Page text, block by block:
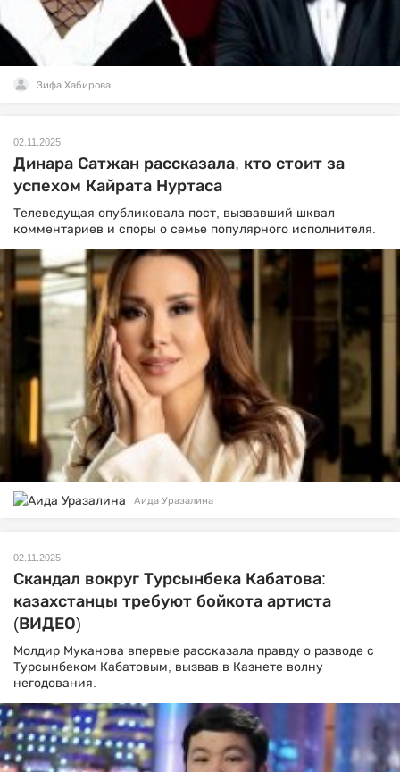
Зифа Хабирова
02.11.2025
Динара Сатжан рассказала, кто стоит за
успехом Кайрата Нуртаса
Телеведущая опубликовала пост, вызвавший шквал
комментариев и споры о семье популярного исполнителя.
Аида Уразалина
02.11.2025
Скандал вокруг Турсынбека Кабатова:
казахстанцы требуют бойкота артиста
(ВИДЕО)
Молдир Муканова впервые рассказала правду о разводе с
Турсынбеком Кабатовым, вызвав в Казнете волну
негодования.